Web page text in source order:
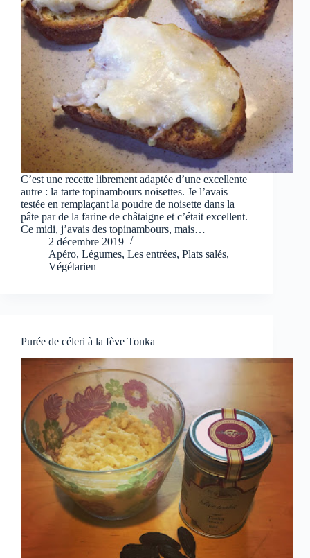
C’est une recette librement adaptée d’une excellente
autre : la tarte topinambours noisettes. Je l’avais
testée en remplaçant la poudre de noisette dans la
pâte par de la farine de châtaigne et c’était excellent.
Ce midi, j’avais des topinambours, mais…
2 décembre 2019
Apéro, Légumes, Les entrées, Plats salés,
Végétarien
Purée de céleri à la fève Tonka